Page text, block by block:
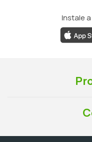
Instale